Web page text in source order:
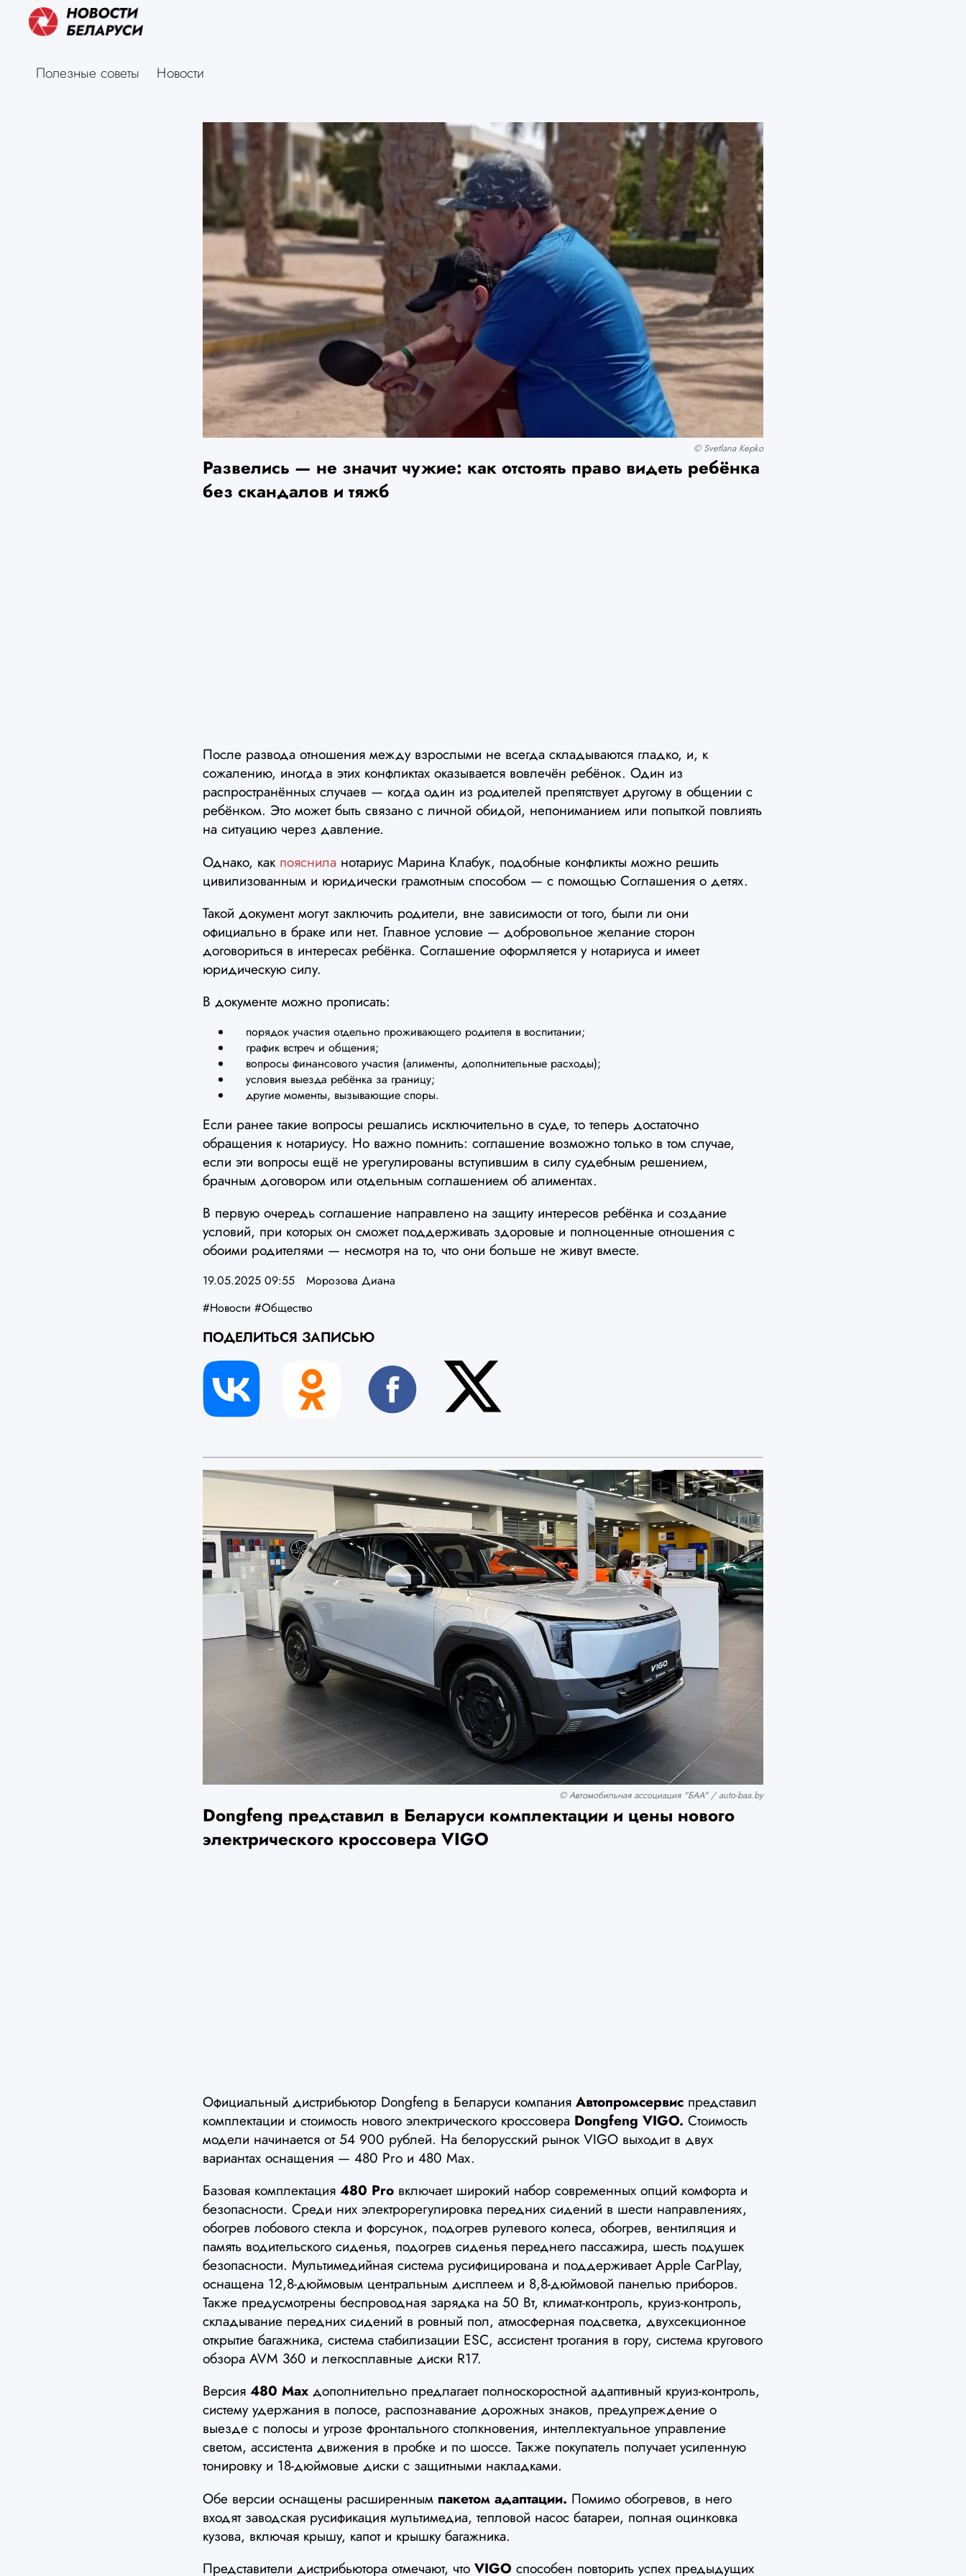
Полезные советы Новости
© Svetlana Kepko
Развелись — не значит чужие: как отстоять право видеть ребёнка
без скандалов и тяжб
После развода отношения между взрослыми не всегда складываются гладко, и, к
сожалению, иногда в этих конфликтах оказывается вовлечён ребёнок. Один из
распространённых случаев — когда один из родителей препятствует другому в общении с
ребёнком. Это может быть связано с личной обидой, непониманием или попыткой повлиять
на ситуацию через давление.
Однако, как пояснила нотариус Марина Клабук, подобные конфликты можно решить
цивилизованным и юридически грамотным способом — с помощью Соглашения о детях.
Такой документ могут заключить родители, вне зависимости от того, были ли они
официально в браке или нет. Главное условие — добровольное желание сторон
договориться в интересах ребёнка. Соглашение оформляется у нотариуса и имеет
юридическую силу.
В документе можно прописать:
порядок участия отдельно проживающего родителя в воспитании;
график встреч и общения;
вопросы финансового участия (алименты, дополнительные расходы);
условия выезда ребёнка за границу;
другие моменты, вызывающие споры.
Если ранее такие вопросы решались исключительно в суде, то теперь достаточно
обращения к нотариусу. Но важно помнить: соглашение возможно только в том случае,
если эти вопросы ещё не урегулированы вступившим в силу судебным решением,
брачным договором или отдельным соглашением об алиментах.
В первую очередь соглашение направлено на защиту интересов ребёнка и создание
условий, при которых он сможет поддерживать здоровые и полноценные отношения с
обоими родителями — несмотря на то, что они больше не живут вместе.
19.05.2025 09:55
Морозова Диана
#Новости #Общество
ПОДЕЛИТЬСЯ ЗАПИСЬЮ
© Автомобильная ассоциация "БАА" / auto-baa.by
Dongfeng представил в Беларуси комплектации и цены нового
электрического кроссовера VIGO
Официальный дистрибьютор Dongfeng в Беларуси компания Автопромсервис представил
комплектации и стоимость нового электрического кроссовера Dongfeng VIGO. Стоимость
модели начинается от 54 900 рублей. На белорусский рынок VIGO выходит в двух
вариантах оснащения — 480 Pro и 480 Max.
Базовая комплектация 480 Pro включает широкий набор современных опций комфорта и
безопасности. Среди них электрорегулировка передних сидений в шести направлениях,
обогрев лобового стекла и форсунок, подогрев рулевого колеса, обогрев, вентиляция и
память водительского сиденья, подогрев сиденья переднего пассажира, шесть подушек
безопасности. Мультимедийная система русифицирована и поддерживает Apple CarPlay,
оснащена 12,8-дюймовым центральным дисплеем и 8,8-дюймовой панелью приборов.
Также предусмотрены беспроводная зарядка на 50 Вт, климат-контроль, круиз-контроль,
складывание передних сидений в ровный пол, атмосферная подсветка, двухсекционное
открытие багажника, система стабилизации ESC, ассистент трогания в гору, система кругового
обзора AVM 360 и легкосплавные диски R17.
Версия 480 Max дополнительно предлагает полноскоростной адаптивный круиз-контроль,
систему удержания в полосе, распознавание дорожных знаков, предупреждение о
выезде с полосы и угрозе фронтального столкновения, интеллектуальное управление
светом, ассистента движения в пробке и по шоссе. Также покупатель получает усиленную
тонировку и 18-дюймовые диски с защитными накладками.
Обе версии оснащены расширенным пакетом адаптации. Помимо обогревов, в него
входят заводская русификация мультимедиа, тепловой насос батареи, полная оцинковка
кузова, включая крышу, капот и крышку багажника.
Представители дистрибьютора отмечают, что VIGO способен повторить успех предыдущих